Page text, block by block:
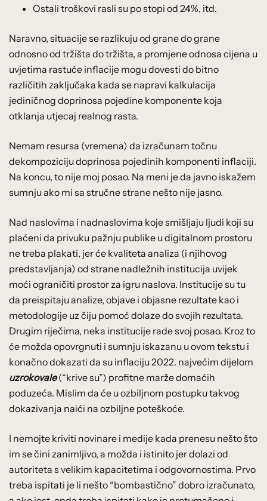
Ostali troškovi rasli su po stopi od 24%, itd.
Naravno, situacije se razlikuju od grane do grane
odnosno od tržišta do tržišta, a promjene odnosa cijena u
uvjetima rastuće inflacije mogu dovesti do bitno
različitih zaključaka kada se napravi kalkulacija
jediničnog doprinosa pojedine komponente koja
otklanja utjecaj realnog rasta.
Nemam resursa (vremena) da izračunam točnu
dekompoziciju doprinosa pojedinih komponenti inflaciji.
Na koncu, to nije moj posao. Na meni je da javno iskažem
sumnju ako mi sa stručne strane nešto nije jasno.
Nad naslovima i nadnaslovima koje smišljaju ljudi koji su
plaćeni da privuku pažnju publike u digitalnom prostoru
ne treba plakati, jer će kvaliteta analiza (i njihovog
predstavljanja) od strane nadležnih institucija uvijek
moći ograničiti prostor za igru naslova. Institucije su tu
da preispitaju analize, objave i objasne rezultate kao i
metodologije uz čiju pomoć dolaze do svojih rezultata.
Drugim riječima, neka institucije rade svoj posao. Kroz to
će možda opovrgnuti i sumnju iskazanu u ovom tekstu i
konačno dokazati da su inflaciju 2022. najvećim dijelom
uzrokovale(“krive su”) profitne marže domaćih
poduzeća. Mislim da će u ozbiljnom postupku takvog
dokazivanja naići na ozbiljne poteškoće.
I nemojte kriviti novinare i medije kada prenesu nešto što
im se čini zanimljivo, a možda i istinito jer dolazi od
autoriteta s velikim kapacitetima i odgovornostima. Prvo
treba ispitati je li nešto “bombastično” dobro izračunato,